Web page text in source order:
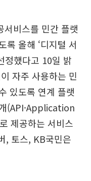
서비스를 민간 플랫
록 올해 ‘디지털 서
정했다고 10일 밝
자주 사용하는 민
있도록 연계 플랫
(API·Application
제공하는 서비스
, 토스, KB국민은